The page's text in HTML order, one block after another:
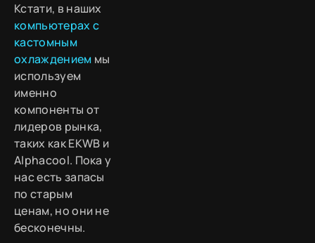
Кстати, в наших
компьютерах с
кастомным
охлаждением мы
используем
именно
компоненты от
лидеров рынка,
таких как EKWB и
Alphacool. Пока у
нас есть запасы
по старым
ценам, но они не
бесконечны.